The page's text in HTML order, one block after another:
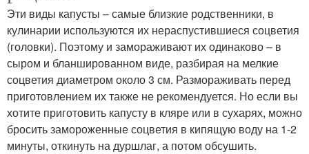
Эти виды капусты – самые близкие родственники, в
кулинарии используются их нераспустившиеся соцветия
(головки). Поэтому и замораживают их одинаково – в
сыром и бланшированном виде, разбирая на мелкие
соцветия диаметром около 3 см. Размораживать перед
приготовлением их также не рекомендуется. Но если вы
хотите приготовить капусту в кляре или в сухарях, можно
бросить замороженные соцветия в кипящую воду на 1-2
минуты, откинуть на дуршлаг, а потом обсушить.